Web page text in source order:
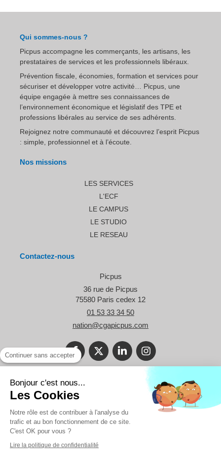
Qui sommes-nous ?
Picpus accompagne les commerçants, les artisans, les
prestataires de services et les professionnels libéraux.
Prévention fiscale, économies, formation et services pour
sécuriser et développer votre activité… Picpus, une
équipe engagée à mettre ses connaissances de
l’environnement économique et législatif des TPE et
professions libérales au service de ses adhérents.
Rejoignez notre communauté et découvrez l’esprit Picpus
: simple, professionnel et à l’écoute.
Nos missions
LES SERVICES
L'ECF
LE CAMPUS
LE STUDIO
LE RESEAU
Contactez-nous
Picpus
36 rue de Picpus
75580 Paris cedex 12
01 53 33 34 50
nation@cgapicpus.com
©2021 Le Blog Picpus - Spécialiste des problématiques des TPE et
des professionnels libéraux.
Continuer sans accepter
Bonjour c'est nous...
Les Cookies
Notre rôle est de contribuer à l'analyse du
trafic et au bon fonctionnement de ce site.
C'est OK pour vous ?
Lire la politique de confidentialité